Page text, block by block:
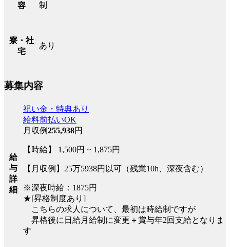
容
制
寮・社
宅
あり
募集内容
給
与
詳
細
祝い金・特典あり
給料前払いOK
月収例255,938円
【時給】 1,500円 ~ 1,875円
【月収例】25万5938円以可（残業10h、深夜含む）
※深夜時給：1875円
★[昇格制度あり]
こちらの求人について、最初は時給制ですが
昇格後に日給月給制に変更＋賞与年2回支給となりま
す